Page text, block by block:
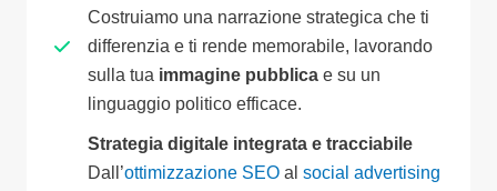
Costruiamo una narrazione strategica che ti
differenzia e ti rende memorabile, lavorando
sulla tua immagine pubblica e su un
linguaggio politico efficace.
Strategia digitale integrata e tracciabile
Dall’ottimizzazione SEO al social advertising